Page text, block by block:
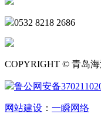
0532 8218 2686
COPYRIGHT © 青岛
鲁公网安备
网站建设 ： 一瞬网络